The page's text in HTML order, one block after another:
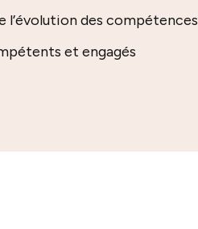
l’évolution des compétences
et engagés